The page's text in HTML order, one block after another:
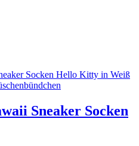
Sneaker Socken